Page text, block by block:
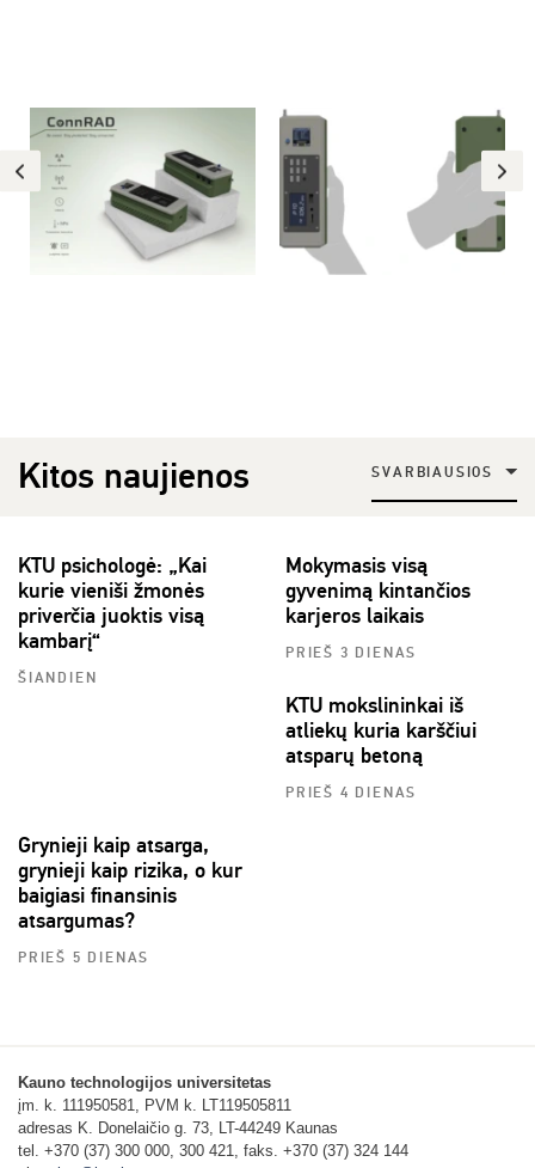
Kitos naujienos SVARBIAUSIOS
KTU psichologė: „Kai
kurie vieniši žmonės
priverčia juoktis visą
kambarį“
ŠIANDIEN
Mokymasis visą
gyvenimą kintančios
karjeros laikais
PRIEŠ 3 DIENAS
KTU mokslininkai iš
atliekų kuria karščiui
atsparų betoną
PRIEŠ 4 DIENAS
Grynieji kaip atsarga,
grynieji kaip rizika, o kur
baigiasi finansinis
atsargumas?
PRIEŠ 5 DIENAS
Kauno technologijos universitetas
įm. k. 111950581, PVM k. LT119505811
adresas K. Donelaičio g. 73, LT-44249 Kaunas
tel. +370 (37) 300 000, 300 421, faks. +370 (37) 324 144